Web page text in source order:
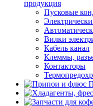
продукция
Пусковые
Вилки
Кабель канал
Клеммы,
Контакторы